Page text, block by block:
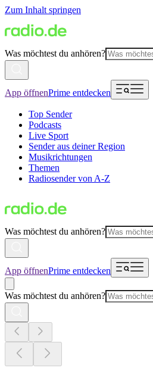
Zum Inhalt springen
Was möchtest du anhören?
App öffnenPrime entdecken
Top Sender
Podcasts
Live Sport
Sender aus deiner Region
Musikrichtungen
Themen
Radiosender von A-Z
Was möchtest du anhören?
App öffnenPrime entdecken
Was möchtest du anhören?